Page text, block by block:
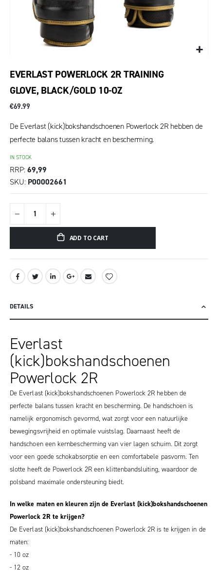
EVERLAST POWERLOCK 2R TRAINING
GLOVE, BLACK/GOLD 10-OZ
€69.99
De Everlast (kick)bokshandschoenen Powerlock 2R hebben de
perfecte balans tussen kracht en bescherming.
IN STOCK
RRP 69,99
SKU P00002661
ADD TO CART
DETAILS
Everlast
(kick)bokshandschoenen
Powerlock 2R
De Everlast (kick)bokshandschoenen Powerlock 2R hebben de
perfecte balans tussen kracht en bescherming. De handschoen is
namelijk ergonomisch gevormd, wat zorgt voor een natuurlijke
bewegingsvrijheid en optimale vuistslag. Daarnaast heeft de
handschoen een kernbescherming van vier lagen schuim. Dit zorgt
voor een goede schokabsorptie en een comfortabele pasvorm. Ten
slotte heeft de Powerlock 2R een klittenbandsluiting, waardoor de
polsband maximale ondersteuning biedt.
In welke maten en kleuren zijn de Everlast (kick)bokshandschoenen
Powerlock 2R te krijgen?
De Everlast (kick)bokshandschoenen Powerlock 2R is te krijgen in de
maten:
- 10 oz
- 12 oz